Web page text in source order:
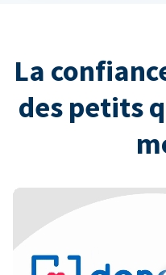
La
des petits